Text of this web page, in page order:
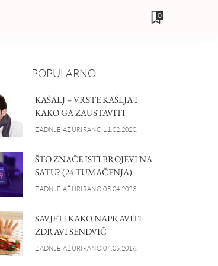
0
POPULARNO
KAŠALJ – VRSTE KAŠLJA I
KAKO GA ZAUSTAVITI
ZADNJE AŽURIRANO 11.02.2020.
ŠTO ZNAČE ISTI BROJEVI NA
SATU? (24 TUMAČENJA)
ZADNJE AŽURIRANO 05.04.2023.
SAVJETI KAKO NAPRAVITI
ZDRAVI SENDVIČ
ZADNJE AŽURIRANO 04.05.2016.